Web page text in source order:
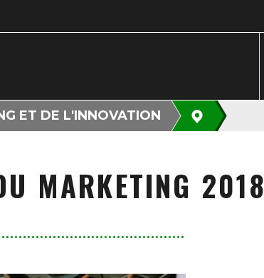
ET DE L'INNOVATION
MARKETING 2018